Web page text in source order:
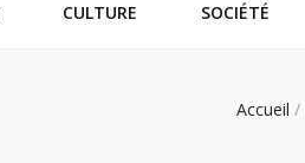
CULTURE SOCIÉTÉ
Accueil /